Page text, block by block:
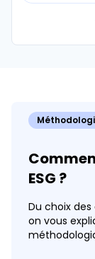
Détails
ESG ?
Du choix
on vous